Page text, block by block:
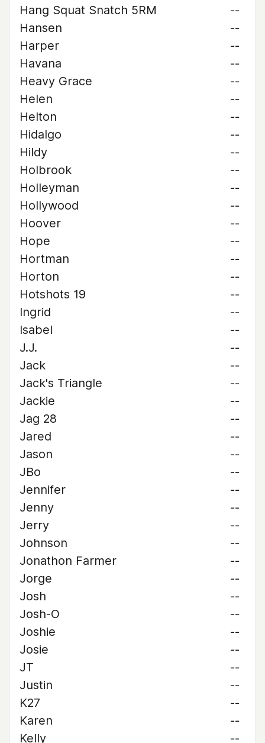
Hang Squat Snatch 5RM
--
Hansen
--
Harper
--
Havana
--
Heavy Grace
--
Helen
--
Helton
--
Hidalgo
--
Hildy
--
Holbrook
--
Holleyman
--
Hollywood
--
Hoover
--
Hope
--
Hortman
--
Horton
--
Hotshots 19
--
Ingrid
--
Isabel
--
J.J.
--
Jack
--
Jack's Triangle
--
Jackie
--
Jag 28
--
Jared
--
Jason
--
JBo
--
Jennifer
--
Jenny
--
Jerry
--
Johnson
--
Jonathon Farmer
--
Jorge
--
Josh
--
Josh-O
--
Joshie
--
Josie
--
JT
--
Justin
--
K27
--
Karen
--
Kelly
--